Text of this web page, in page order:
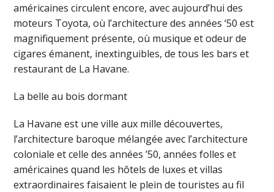
américaines circulent encore, avec aujourd’hui des
moteurs Toyota, où l’architecture des années ‘50 est
magnifiquement présente, où musique et odeur de
cigares émanent, inextinguibles, de tous les bars et
restaurant de La Havane.
La belle au bois dormant
La Havane est une ville aux mille découvertes,
l’architecture baroque mélangée avec l’architecture
coloniale et celle des années ’50, années folles et
américaines quand les hôtels de luxes et villas
extraordinaires faisaient le plein de touristes au fil